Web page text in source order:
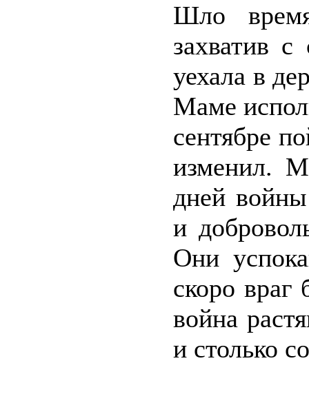
Шло
захватив
уехала в
Маме
сентябре
изменил.
дней
и
Они
скоро враг
война
и столько